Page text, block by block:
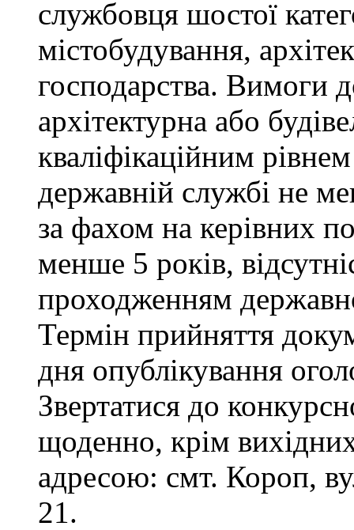
службовця шостої
містобудування,
господарства. Вимоги
архітектурна або
кваліфікаційним
державній службі не
за фахом на керівних
менше 5 років,
проходженням
Термін прийняття
дня опублікування
Звертатися до
щоденно, крім
адресою: смт. Короп,
21.